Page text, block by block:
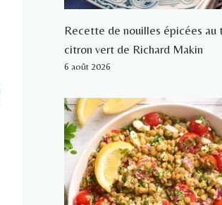
Recette de nouilles épicées au
citron vert de Richard Makin
6 août 2026